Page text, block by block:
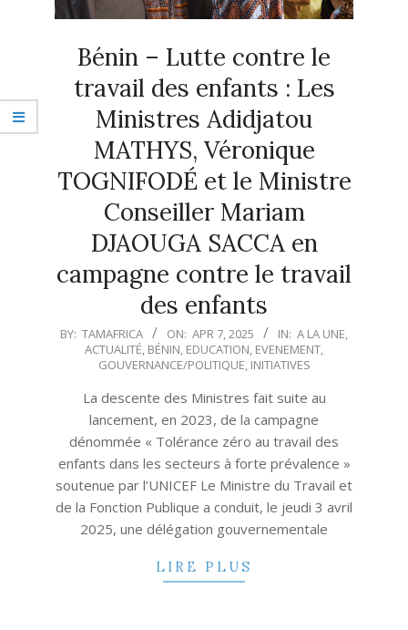
Bénin – Lutte contre le
travail des enfants : Les
Ministres Adidjatou
MATHYS, Véronique
TOGNIFODÉ et le Ministre
Conseiller Mariam
DJAOUGA SACCA en
campagne contre le travail
des enfants
2025-
BY: TAMAFRICA ON: APR 7, 2025 IN: A LA UNE
ACTUALITÉ BÉNIN EDUCATION EVENEMENT
GOUVERNANCE/POLITIQUE INITIATIVES
La descente des Ministres fait suite au
lancement, en 2023, de la campagne
dénommée « Tolérance zéro au travail des
enfants dans les secteurs à forte prévalence »
soutenue par l’UNICEF Le Ministre du Travail et
de la Fonction Publique a conduit, le jeudi 3 avril
2025, une délégation gouvernementale
LIRE PLUS